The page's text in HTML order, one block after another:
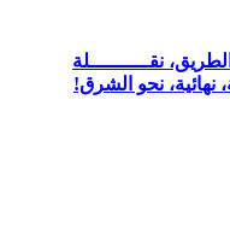
نقــــــــــلة
نهائية، نحو الشرق!